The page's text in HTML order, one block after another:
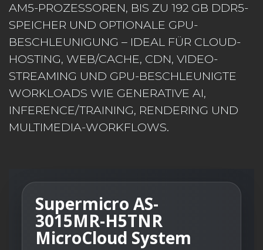
AM5-PROZESSOREN, BIS ZU 192 GB DDR5-
SPEICHER UND OPTIONALE GPU-
BESCHLEUNIGUNG – IDEAL FÜR CLOUD-
HOSTING, WEB/CACHE, CDN, VIDEO-
STREAMING UND GPU-BESCHLEUNIGTE
WORKLOADS WIE GENERATIVE AI,
INFERENCE/TRAINING, RENDERING UND
MULTIMEDIA-WORKFLOWS.
Supermicro AS-
3015MR-H5TNR
MicroCloud System